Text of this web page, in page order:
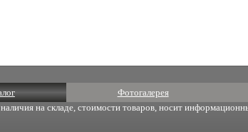
Фотогалерея
на складе, стоимости товаров, носит